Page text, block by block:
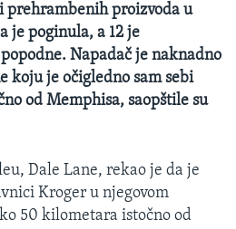
prehrambenih proizvoda u
je poginula, a 12 je
Napadač je naknadno
koju je očigledno sam sebi
od Memphisa, saopštile su
Dale Lane, rekao je da je
Kroger u njegovom
50 kilometara istočno od